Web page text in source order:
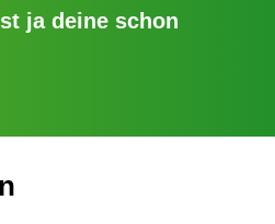
ja deine schon